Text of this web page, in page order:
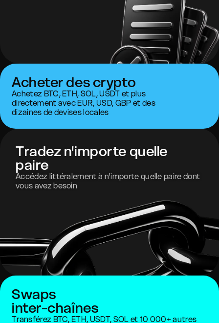
Tradez n'importe quelle
paire
Accédez littéralement à n'importe quelle paire dont
vous avez besoin
Acheter des crypto
Achetez BTC, ETH, SOL, USDT et plus
directement avec EUR, USD, GBP et des
dizaines de devises locales
Swaps
inter-chaînes
Transférez BTC, ETH, USDT, SOL et 10 000+ autres